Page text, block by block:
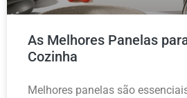
As Melhores Panelas
Cozinha
Melhores panelas são